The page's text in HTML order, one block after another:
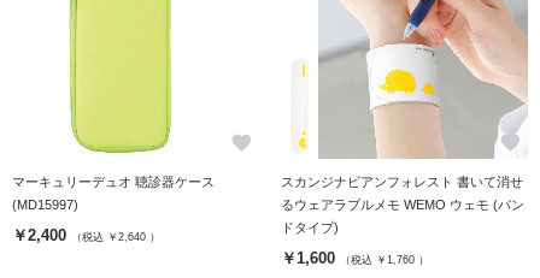
favorite
マーキュリーデュオ 聴診器ケース
(MD15997)
￥2,400 （税込 ￥2,640 ）
favorite
スカンジナビアンフォレスト 書いて消せ
るウェアラブルメモ WEMO ウェモ (バン
ドタイプ)
￥1,600 （税込 ￥1,760 ）